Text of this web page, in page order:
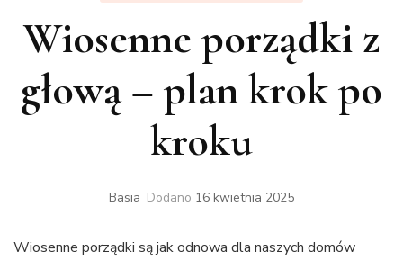
Wiosenne porządki z
głową – plan krok po
kroku
Basia Dodano 16 kwietnia 2025
Wiosenne porządki są jak odnowa dla naszych domów